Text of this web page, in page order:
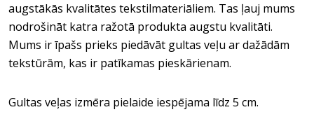
augstākās kvalitātes tekstilmateriāliem. Tas ļauj mums
nodrošināt katra ražotā produkta augstu kvalitāti.
Mums ir īpašs prieks piedāvāt gultas veļu ar dažādām
tekstūrām, kas ir patīkamas pieskārienam.
Gultas veļas izmēra pielaide iespējama līdz 5 cm.